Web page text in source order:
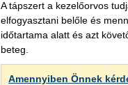
A tápszert a kezelőorvos
elfogyasztani belőle és
időtartama alatt és azt
beteg.
Amennyiben Önnek